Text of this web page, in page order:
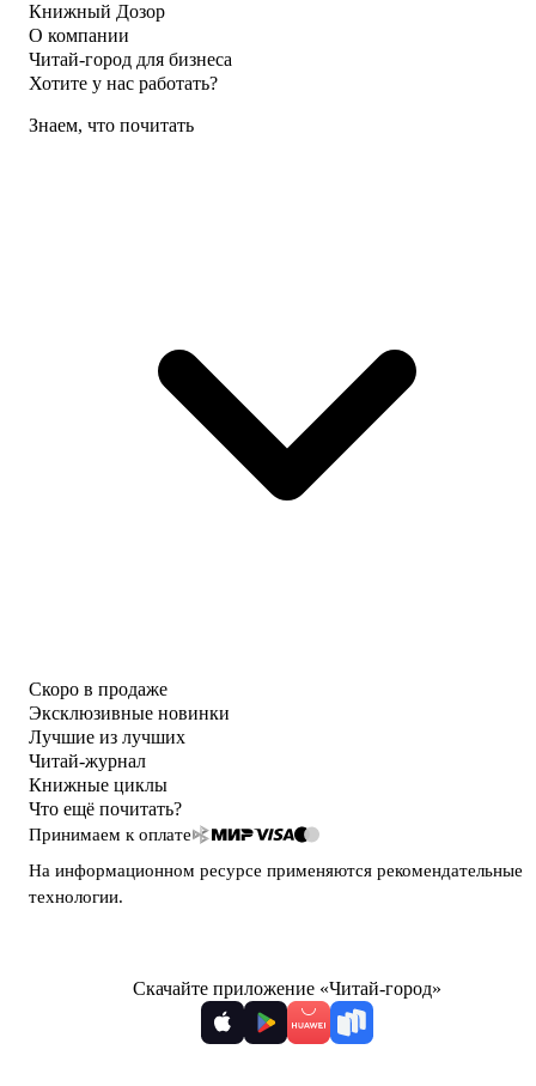
Книжный Дозор
О компании
Читай-город для бизнеса
Хотите у нас работать?
Знаем, что почитать
Скоро в продаже
Эксклюзивные новинки
Лучшие из лучших
Читай-журнал
Книжные циклы
Что ещё почитать?
Принимаем к оплате
На информационном ресурсе применяются рекомендательные
технологии.
Скачайте приложение «Читай-город»